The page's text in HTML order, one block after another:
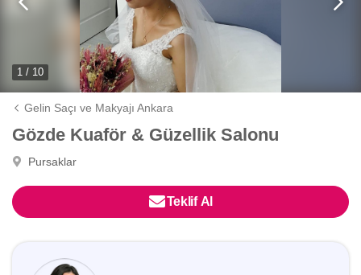
1 / 10
Gelin Saçı ve Makyajı Ankara
Gözde Kuaför & Güzellik Salonu
Pursaklar
Teklif Al